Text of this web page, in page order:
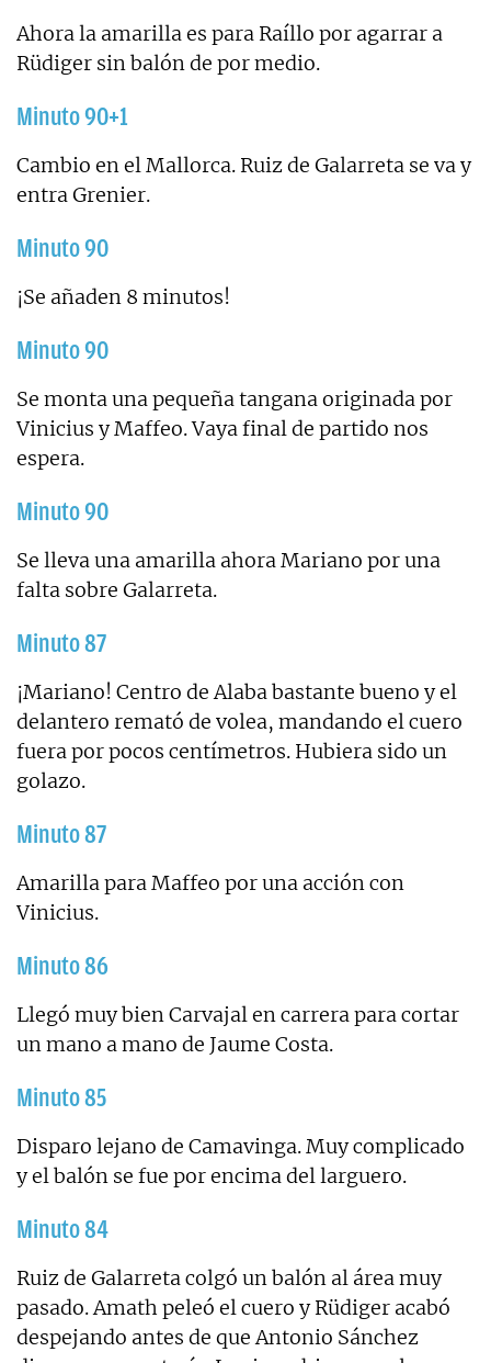
Ahora la amarilla es para Raíllo por agarrar a
Rüdiger sin balón de por medio.
Minuto 90+1
Cambio en el Mallorca. Ruiz de Galarreta se va y
entra Grenier.
Minuto 90
¡Se añaden 8 minutos!
Minuto 90
Se monta una pequeña tangana originada por
Vinicius y Maffeo. Vaya final de partido nos
espera.
Minuto 90
Se lleva una amarilla ahora Mariano por una
falta sobre Galarreta.
Minuto 87
¡Mariano! Centro de Alaba bastante bueno y el
delantero remató de volea, mandando el cuero
fuera por pocos centímetros. Hubiera sido un
golazo.
Minuto 87
Amarilla para Maffeo por una acción con
Vinicius.
Minuto 86
Llegó muy bien Carvajal en carrera para cortar
un mano a mano de Jaume Costa.
Minuto 85
Disparo lejano de Camavinga. Muy complicado
y el balón se fue por encima del larguero.
Minuto 84
Ruiz de Galarreta colgó un balón al área muy
pasado. Amath peleó el cuero y Rüdiger acabó
despejando antes de que Antonio Sánchez